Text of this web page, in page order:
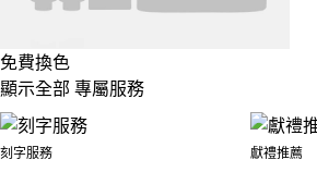
免費換色
顯示全部 專屬服務
刻字服務 獻禮推薦